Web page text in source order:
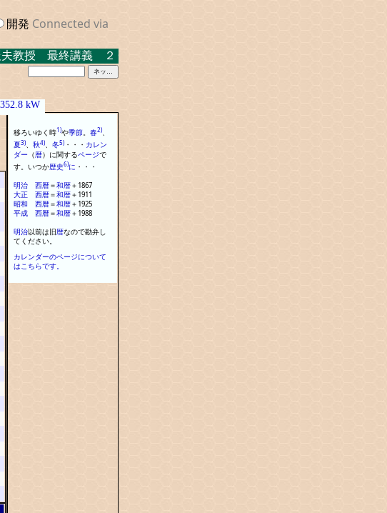
開発 Connected via
最終講義 ２０２３．３．１７ 米沢キャンパス中示Ａ
352.8 kW
移ろいゆく時1)や季節。 春2)、
夏3)、 秋4)、 冬5)・ ・ ・ カレン
ダー （暦） に関するページで
す。 いつか歴史6)に ・ ・
・
明治
西暦＝和暦＋ 1867
大正
西暦＝和暦＋ 1911
昭和
西暦＝和暦＋ 1925
平成
西暦＝和暦＋ 1988
明治以前は旧暦なので勘弁し
てください。
カレンダーのページについて
はこちらです。